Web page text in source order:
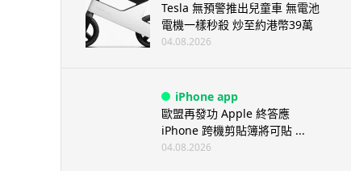
Tesla 無預警推出兒童車 無電池
電機一樣秒殺 炒至約港幣39萬
04.08.2026
iPhone app
歐盟再發功 Apple 終答應
iPhone 跨機剪貼簿將可貼 ...
04.08.2026